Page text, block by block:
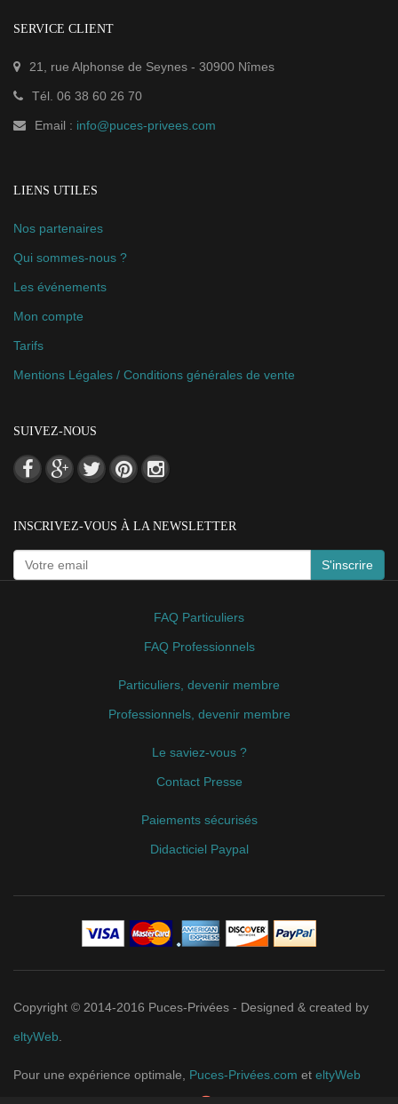
SERVICE CLIENT
21, rue Alphonse de Seynes - 30900 Nîmes
Tél. 06 38 60 26 70
Email : info@puces-privees.com
LIENS UTILES
Nos partenaires
Qui sommes-nous ?
Les événements
Mon compte
Tarifs
Mentions Légales / Conditions générales de vente
SUIVEZ-NOUS
INSCRIVEZ-VOUS À LA NEWSLETTER
S'inscrire
FAQ Particuliers
FAQ Professionnels
Particuliers, devenir membre
Professionnels, devenir membre
Le saviez-vous ?
Contact Presse
Paiements sécurisés
Didacticiel Paypal
Copyright © 2014-2016 Puces-Privées - Designed & created by
eltyWeb
Pour une expérience optimale, Puces-Privées.com et eltyWeb